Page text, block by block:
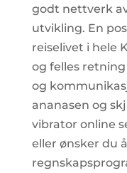
godt nettverk
utvikling. En
reiselivet i hele
og felles
og
ananasen og
vibrator online
eller ønsker du